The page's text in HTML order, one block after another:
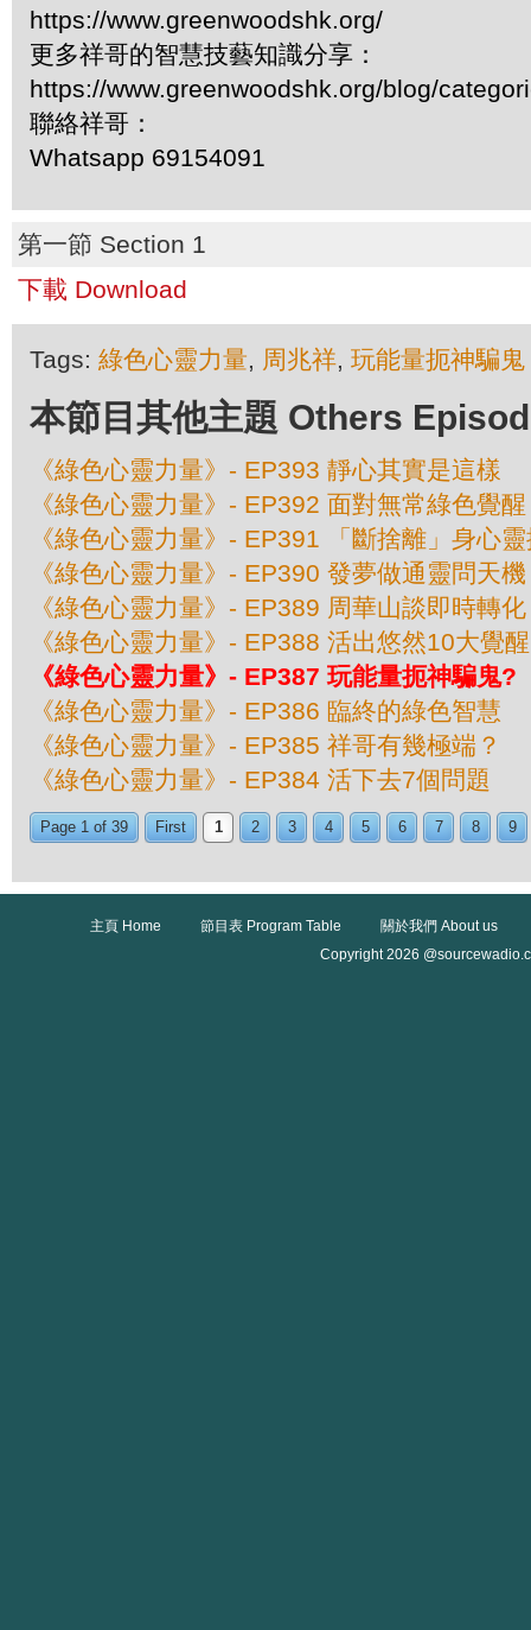
https://www.greenwoodshk.org/
更多祥哥的智慧技藝知識分享：
https://www.greenwoodshk.org/blog/
聯絡祥哥：
Whatsapp 69154091
第一節 Section 1
下載 Download
Tags: 綠色心靈力量, 周兆祥, 玩能量扼神騙鬼
本節目其他主題 Others
《綠色心靈力量》- EP393 靜心其實是這樣
《綠色心靈力量》- EP392 面對無常綠色覺醒
《綠色心靈力量》- EP391 「斷捨離」身心
《綠色心靈力量》- EP390 發夢做通靈問天機
《綠色心靈力量》- EP389 周華山談即時轉化
《綠色心靈力量》- EP388 活出悠然10大覺醒
《綠色心靈力量》- EP387 玩能量扼神騙鬼?
《綠色心靈力量》- EP386 臨終的綠色智慧
《綠色心靈力量》- EP385 祥哥有幾極端？
《綠色心靈力量》- EP384 活下去7個問題
Page 1 of 39 First 1 2 3 4 5 6 7 8 9
主頁 Home 節目表 Program Table
關於我們 About us
Copyright 2026